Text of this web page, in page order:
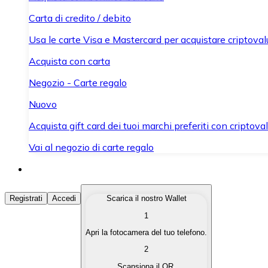
Carta di credito / debito
Usa le carte Visa e Mastercard per acquistare
Acquista con carta
Negozio - Carte regalo
Nuovo
Acquista gift card dei tuoi marchi preferiti con
Vai al negozio di carte regalo
Acquista Criptovalute
Acquista le criptovalute che ti interessano in modo
Converti le tue criptovalute in valuta fiat quando ne hai
Registrati Accedi
Scarica il nostro Wallet
1
Apri la fotocamera del tuo telefono.
2